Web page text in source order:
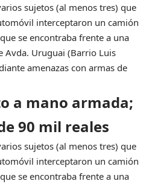
sujetos (al menos tres) que
interceptaron un camión
se encontraba frente a una
Avda. Uruguai (Barrio Luis
amenazas con armas de
a mano armada;
90 mil reales
sujetos (al menos tres) que
interceptaron un camión
se encontraba frente a una